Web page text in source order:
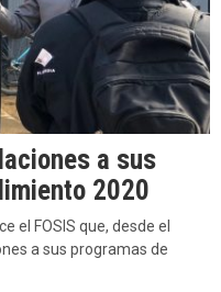
a sus
2020
el FOSIS que, desde el
a sus programas de